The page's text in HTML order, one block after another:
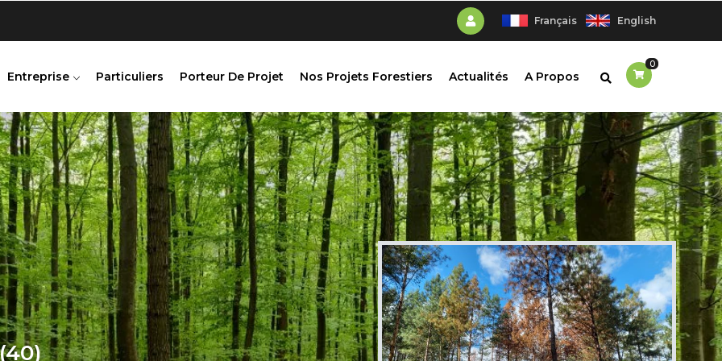
Français English
Entreprise Particuliers Porteur De Projet Nos Projets Forestiers Actualités A Propos
0